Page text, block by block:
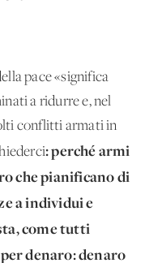
pace «significa
a ridurre e, nel
conflitti armati in
: perché armi
che pianificano di
a individui e
come tutti
denaro: denaro